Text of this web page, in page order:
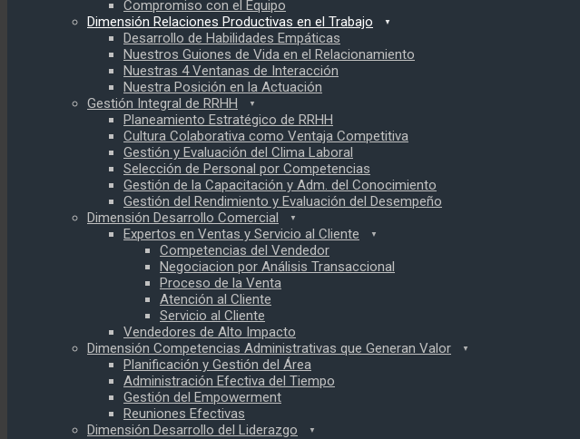
Compromiso con el Equipo
Dimensión Relaciones Productivas en el Trabajo
Desarrollo de Habilidades Empáticas
Nuestros Guiones de Vida en el Relacionamiento
Nuestras 4 Ventanas de Interacción
Nuestra Posición en la Actuación
Gestión Integral de RRHH
Planeamiento Estratégico de RRHH
Cultura Colaborativa como Ventaja Competitiva
Gestión y Evaluación del Clima Laboral
Selección de Personal por Competencias
Gestión de la Capacitación y Adm. del Conocimiento
Gestión del Rendimiento y Evaluación del Desempeño
Dimensión Desarrollo Comercial
Expertos en Ventas y Servicio al Cliente
Competencias del Vendedor
Negociacion por Análisis Transaccional
Proceso de la Venta
Atención al Cliente
Servicio al Cliente
Vendedores de Alto Impacto
Dimensión Competencias Administrativas que Generan Valor
Planificación y Gestión del Área
Administración Efectiva del Tiempo
Gestión del Empowerment
Reuniones Efectivas
Dimensión Desarrollo del Liderazgo